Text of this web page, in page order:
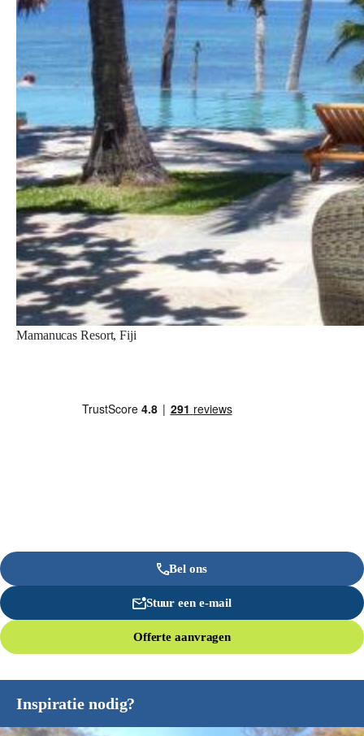
Mamanucas Resort, Fiji
Bel ons
Stuur een e-mail
Offerte aanvragen
Inspiratie nodig?